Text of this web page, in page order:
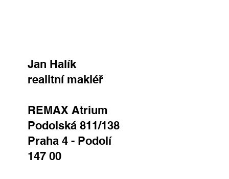
Jan Halík
realitní makléř
REMAX Atrium
Podolská 811/138
Praha 4 - Podolí
147 00